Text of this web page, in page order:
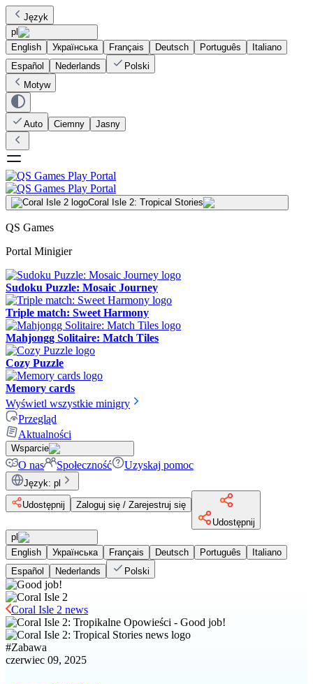
Język
pl
English
Українська Français Deutsch Português
Italiano
Español
Nederlands
Polski
Motyw
Auto Ciemny Jasny
Coral Isle 2: Tropical Stories
QS Games
Portal Minigier
Sudoku Puzzle: Mosaic Journey
Triple match: Sweet Harmony
Mahjongg Solitaire: Match Tiles
Cozy Puzzle
Memory cards
Wyświetl wszystkie minigry
Przegląd
Aktualności
Wsparcie
O nas Społeczność Uzyskaj pomoc
Język: pl
Udostępnij
Zaloguj się / Zarejestruj się
Udostępnij
pl
English
Українська Français Deutsch Português
Italiano
Español
Nederlands Polski
Coral Isle 2 news
#Zabawa
czerwiec 09, 2025